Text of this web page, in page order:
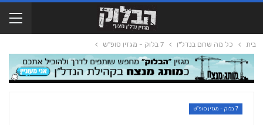
בית כל מה שחם בנדל"ן 7 בלוק - מגזין סופ"ש
7 בלוק - מגזין סופ"ש